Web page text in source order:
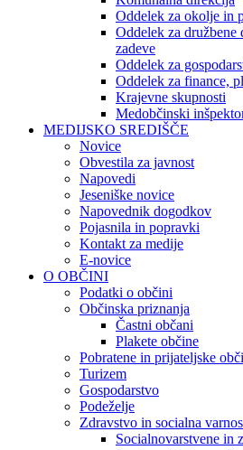
Oddelek za okolje in
Oddelek za družbene
zadeve
Oddelek za
Oddelek za finance,
Krajevne skupnosti
Medobčinski
MEDIJSKO SREDIŠČE
Novice
Obvestila za javnost
Napovedi
Jeseniške novice
Napovednik dogodkov
Pojasnila in popravki
Kontakt za medije
E-novice
O OBČINI
Podatki o občini
Občinska priznanja
Častni občani
Plakete občine
Pobratene in prijateljske
Turizem
Gospodarstvo
Podeželje
Zdravstvo in socialna
Socialnovarstvene in